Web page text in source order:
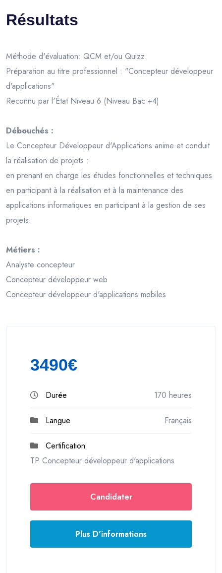
Résultats
Méthode d'évaluation: QCM et/ou Quizz.
Préparation au titre professionnel : "Concepteur développeur
d'applications"
Reconnu par l'État Niveau 6 (Niveau Bac +4)
Débouchés :
Le Concepteur Développeur d'Applications anime et conduit
la réalisation de projets :
en prenant en charge les études fonctionnelles et techniques
en participant à la réalisation et à la maintenance des
applications informatiques en participant à la gestion de ses
projets.
Métiers :
Analyste concepteur
Concepteur développeur web
Concepteur développeur d'applications mobiles
3490€
Durée 170 heures
Langue Français
Certification
TP Concepteur développeur d'applications
Candidater
Plus D'informations